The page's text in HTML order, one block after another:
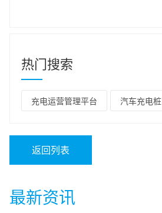
热门搜索
充电运营管理平台 汽车充电桩
返回列表
最新资讯